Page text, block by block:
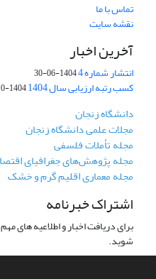
تماس با ما
نقشه سایت
آخرین اخبار
انتشار شماره 4 1404-06-30
کسب رتبه ارزیابی سال 1404 1404-10-01
دانشگاه زنجان
مجلات علمی دانشگاه زنجان
مجله تأملات فلسفی
مجله پژوهش‌های جغرافیای
مجله معماری اقلیم گرم و خشک
اشتراک خبرنامه
برای دریافت اخبار و اطلاعیه های
شوید.